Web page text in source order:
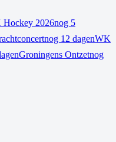
Hockey 2026nog 5
nog 12 dagenWK
Groningens Ontzetnog